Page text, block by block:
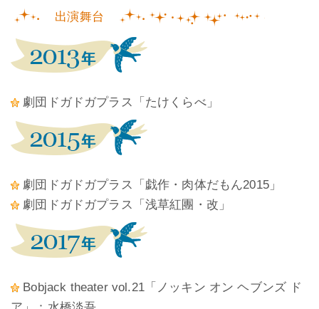
出演舞台
劇団ドガドガプラス「たけくらべ」
劇団ドガドガプラス「戯作・肉体だもん2015」
劇団ドガドガプラス「浅草紅團・改」
Bobjack theater vol.21「ノッキン オン ヘブンズ ド